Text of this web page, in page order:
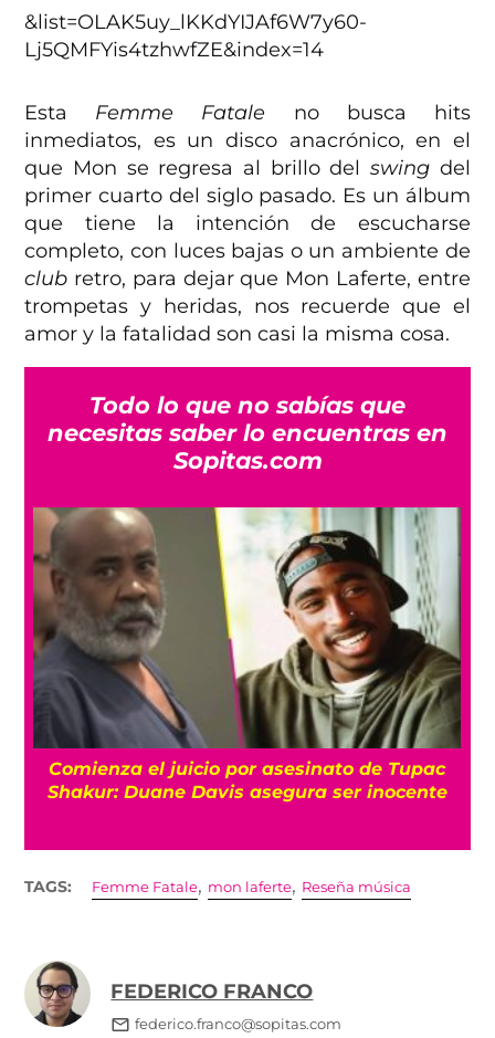
&list=OLAK5uy_lKKdYIJAf6W7y60-
Lj5QMFYis4tzhwfZE&index=14
Esta Femme Fatale no busca hits
inmediatos, es un disco anacrónico, en el
que Mon se regresa al brillo del swing del
primer cuarto del siglo pasado. Es un álbum
que tiene la intención de escucharse
completo, con luces bajas o un ambiente de
club retro, para dejar que Mon Laferte, entre
trompetas y heridas, nos recuerde que el
amor y la fatalidad son casi la misma cosa.
Todo lo que no sabías que
necesitas saber lo encuentras en
Sopitas.com
Comienza el juicio por asesinato de Tupac
Shakur: Duane Davis asegura ser inocente
TAGS: Femme Fatale, mon laferte, Reseña música
FEDERICO FRANCO
federico.franco@sopitas.com